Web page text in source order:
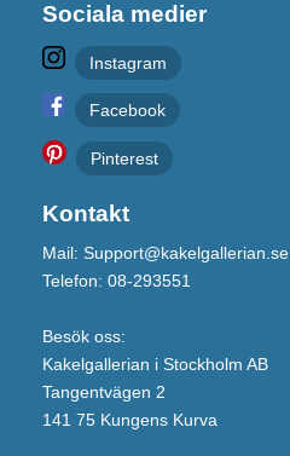
Sociala medier
Instagram
Facebook
Pinterest
Kontakt
Mail: Support@kakelgallerian.se
Telefon: 08-293551
Besök oss:
Kakelgallerian i Stockholm AB
Tangentvägen 2
141 75 Kungens Kurva